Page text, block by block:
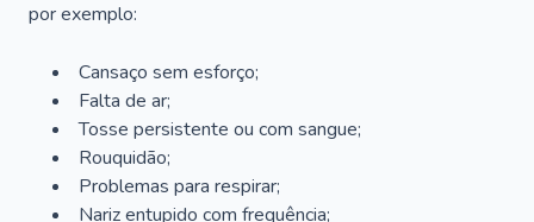
por exemplo:
Cansaço sem esforço;
Falta de ar;
Tosse persistente ou com sangue;
Rouquidão;
Problemas para respirar;
Nariz entupido com frequência;